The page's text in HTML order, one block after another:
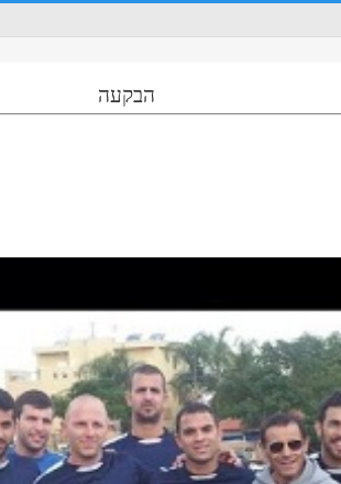
הבקעה